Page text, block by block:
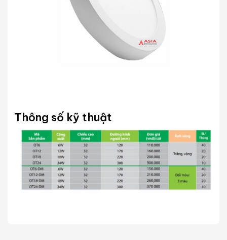
Thông số kỹ thuật